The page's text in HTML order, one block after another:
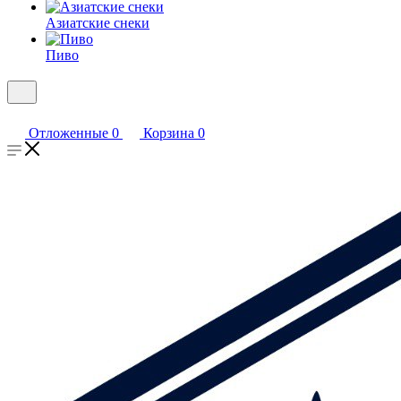
Азиатские снеки
Пиво
Отложенные 0 Корзина 0